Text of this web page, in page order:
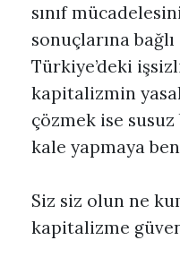
sınıf
sonuçlarına
Türkiye’deki
kapitalizmin
çözmek ise
kale yapmaya
Siz siz olun ne
kapitalizme